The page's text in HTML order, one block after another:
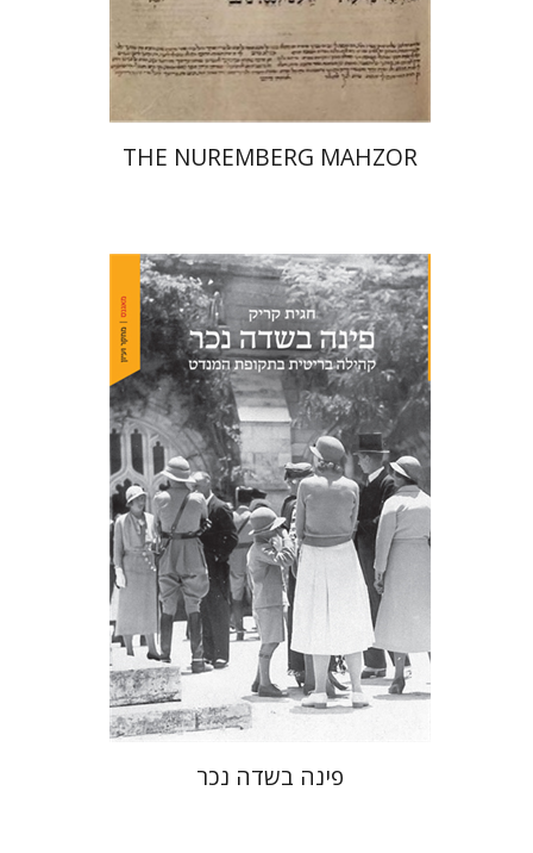
הנחת אתר ספר מודפס
$161
$145
THE NUREMBERG MAHZOR
חגית קריק
הנחת אתר ספר מודפס
$46
$41
פינה בשדה נכר